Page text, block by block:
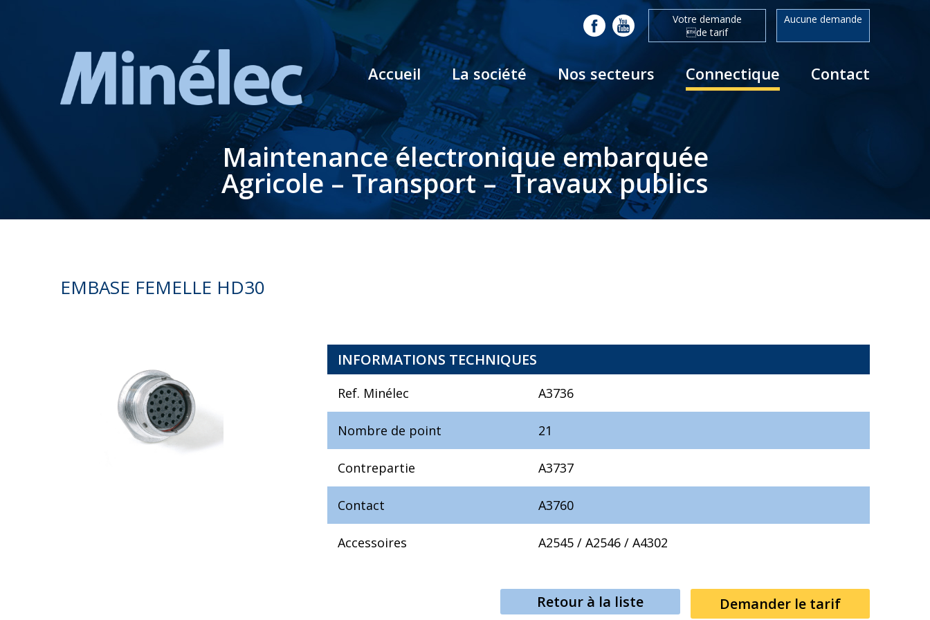
Aucune demande
Votre demande
de tarif
Accueil La société Nos secteurs Connectique Contact
Maintenance électronique embarquée
Agricole – Transport – Travaux publics
EMBASE FEMELLE HD30
INFORMATIONS TECHNIQUES
Ref. Minélec A3736
Nombre de point 21
Contrepartie A3737
Contact A3760
Accessoires A2545/A2546/A4302
Retour à la liste Demander le tarif